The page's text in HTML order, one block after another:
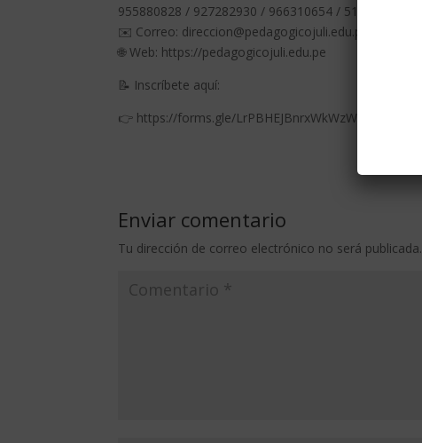
955880828 / 927282930 / 966310654 / 51-017298126
✉️ Correo: direccion@pedagogicojuli.edu.pe
🌐 Web: https://pedagogicojuli.edu.pe
📝 Inscríbete aquí:
👉 https://forms.gle/LrPBHEJBnrxWkWzW6
Enviar comentario
Tu dirección de correo electrónico no será publicada.